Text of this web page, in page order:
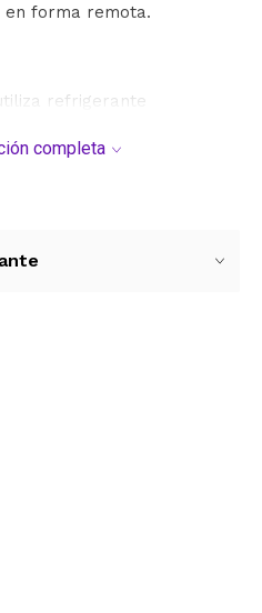
en forma remota.
refrigerante
de calentamiento
completa